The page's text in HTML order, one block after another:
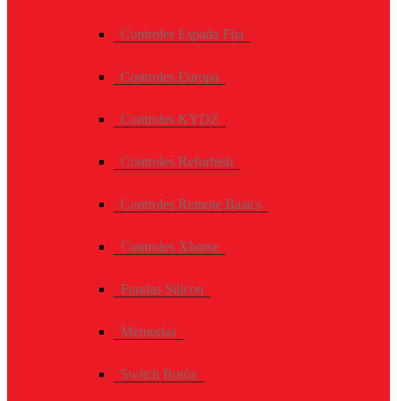
Controles Espada Fija
Controles Europa
Controles KYDZ
Controles Refurbish
Controles Remote Basics
Controles Xhorse
Fundas Silicon
Memorias
Switch Botón